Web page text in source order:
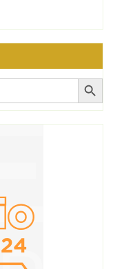
Search Button